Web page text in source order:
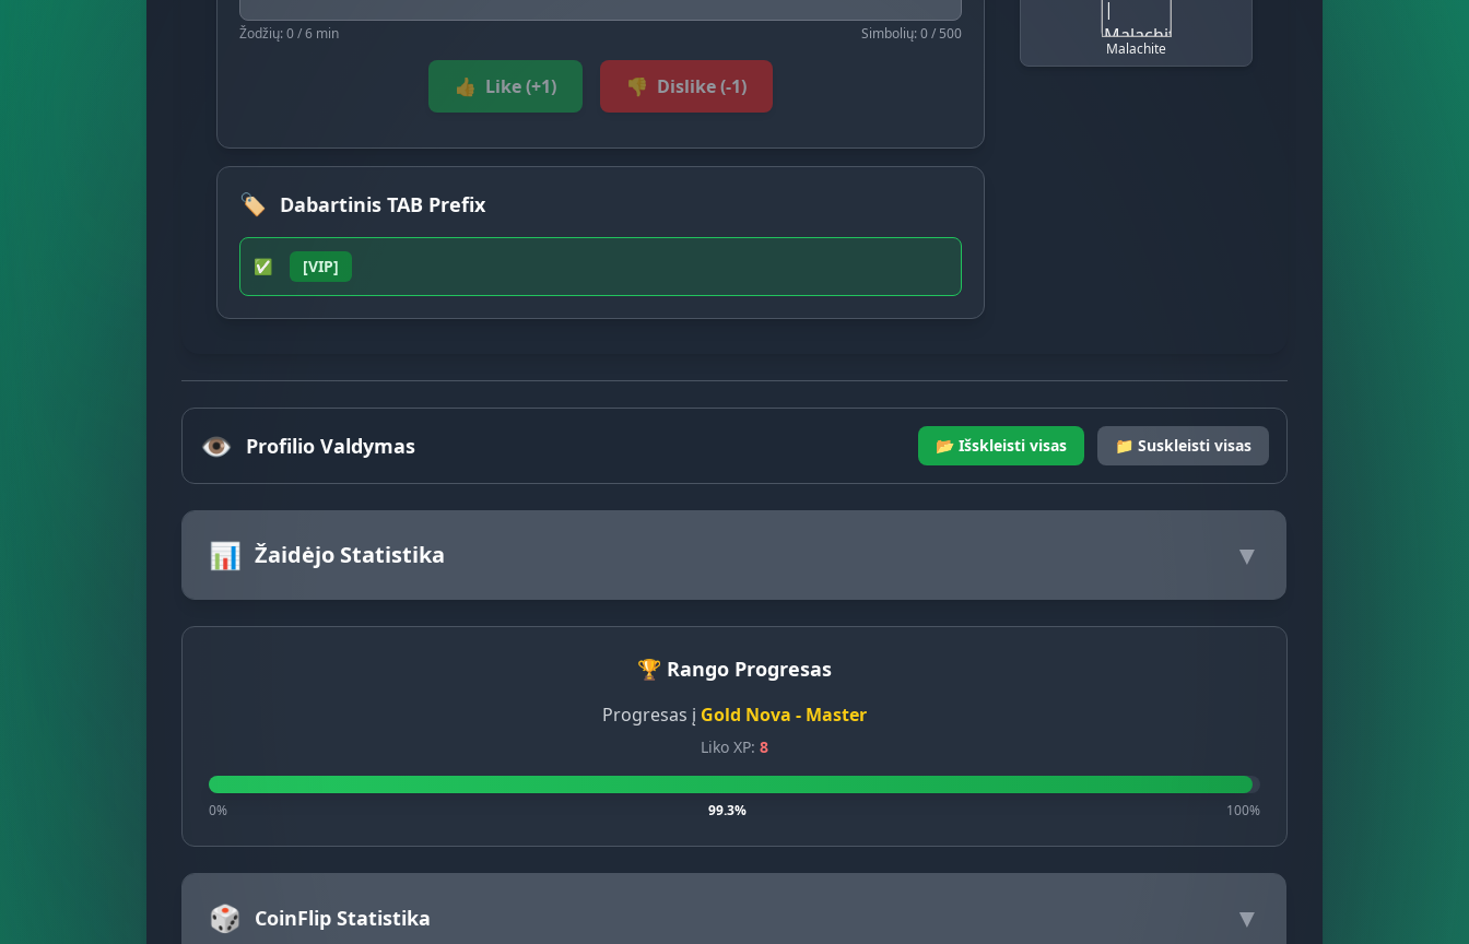
Žodžių: 0 / 6 min Simbolių: 0 / 500
👍 Like (+1) 👎 Dislike (-1)
🏷️ Dabartinis TAB Prefix
✅ [VIP]
Malachite
👁️ Profilio Valdymas 📂 Išskleisti visas 📁 Suskleisti visas
📊 Žaidėjo Statistika ▼
🏆 Rango Progresas
Progresas į Gold Nova - Master
Liko XP: 8
0% 99.3% 100%
🎲 CoinFlip Statistika ▼